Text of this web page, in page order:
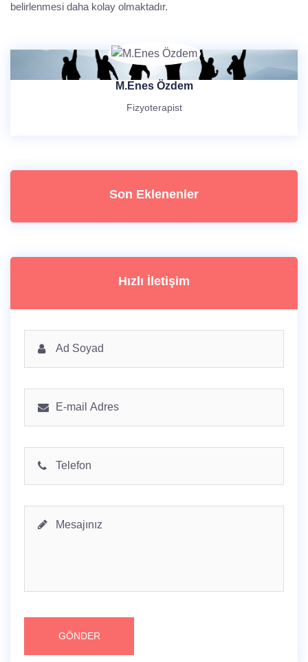
belirlenmesi daha kolay olmaktadır.
M.Enes Özdem
Fizyoterapist
Son Eklenenler
Hızlı İletişim
GÖNDER